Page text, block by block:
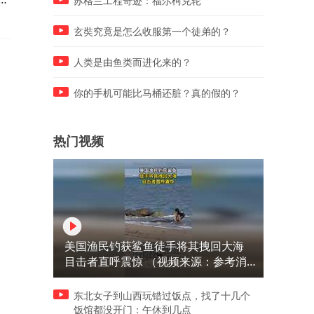
传6人、拘留1人，执行到位
玄奘究竟是怎么收服第一个徒弟的？
人类是由鱼类而进化来的？
你的手机可能比马桶还脏？真的假的？
热门视频
美国渔民钓获鲨鱼徒手将其拽回大海
目击者直呼震惊 （视频来源：参考消
息）
东北女子到山西玩错过饭点，找了十几个
饭馆都没开门：午休到几点